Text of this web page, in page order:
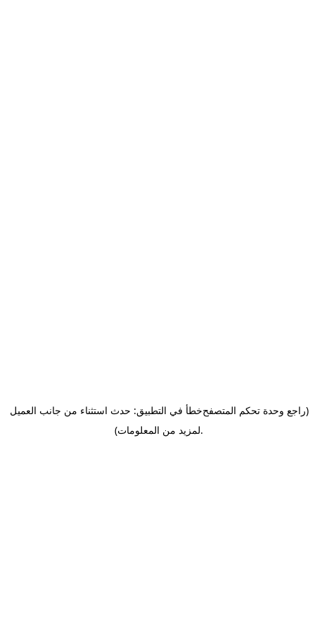
خطأ في التطبيق: حدث استثناء من جانب العميل(راجع وحدة تحكم المتصفح
لمزيد من المعلومات).